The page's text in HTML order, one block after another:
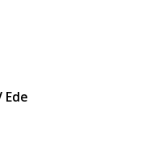
Ede